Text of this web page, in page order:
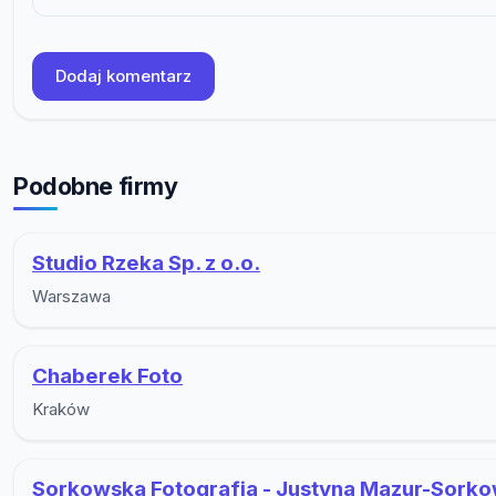
Dodaj komentarz
Podobne firmy
Studio Rzeka Sp. z o.o.
Warszawa
Chaberek Foto
Kraków
Sorkowska Fotografia - Justyna Mazur-